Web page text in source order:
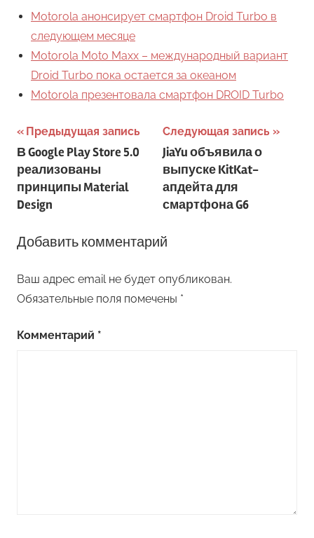
Motorola анонсирует смартфон Droid Turbo в
следующем месяце
Motorola Moto Maxx – международный вариант
Droid Turbo пока остается за океаном
Motorola презентовала смартфон DROID Turbo
Навигация
по
записям
Предыдущая запись
В Google Play Store 5.0
реализованы
принципы Material
Design
Следующая запись
JiaYu объявила о
выпуске KitKat-
апдейта для
смартфона G6
Добавить комментарий
Ваш адрес email не будет опубликован.
Обязательные поля помечены *
Комментарий *